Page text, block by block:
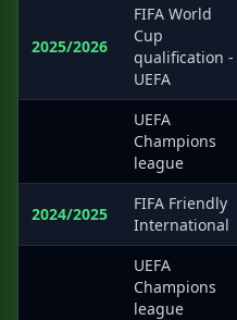
2025/2026
FIFA World
Cup
qualification -
UEFA
UEFA
Champions
league
2024/2025
FIFA Friendly
International
UEFA
Champions
league